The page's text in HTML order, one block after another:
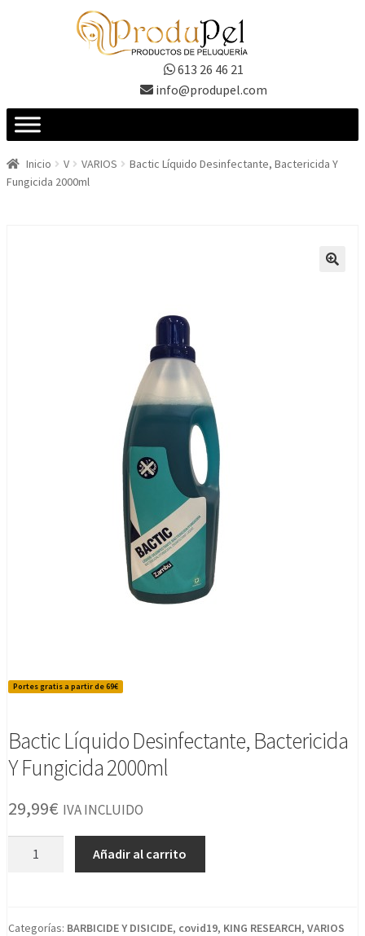
613 26 46 21
info@produpel.com
Inicio V VARIOS
Bactic Líquido Desinfectante, Bactericida Y
Fungicida 2000ml
Portes gratis a partir de 69€
Bactic Líquido Desinfectante, Bactericida
Y Fungicida 2000ml
29,99€ IVA INCLUIDO
Y
Añadir al carrito
Categorías: BARBICIDE Y DISICIDE, covid19, KING RESEARCH, VARIOS